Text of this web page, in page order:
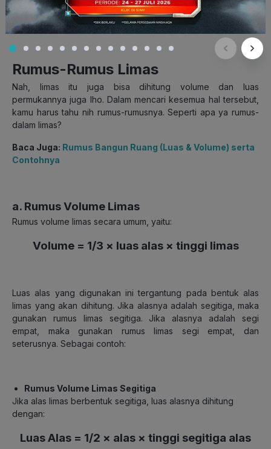
Gambar limas segi banyak (Sumber: roboguru.com)
Rumus-Rumus Limas
Nah, limas itu juga bisa dihitung volume dan luas
permukannya juga lho. Dalam mencari kesemua hal tersebut,
kamu harus tahu nih rumus-rumusnya. Seperti apa ya rumus-
dalam limas?
Baca Juga: Rumus Bangun Ruang (Luas & Volume) serta
Contohnya
a. Rumus Volume Limas
Rumus volume limas secara umum, yaitu:
Volume = 1/3 × luas alas × tinggi limas
Luas alas yang digunakan ini tergantung pada bentuk alas
limas yang akan dihitung. Jika alasnya adalah segitiga, maka
gunakan rumus limas segitiga. Jika alasnya adalah segi
empat, maka gunakan rumus limas segi empat, dan
seterusnya. Sebagai contoh:
Rumus Volume Limas Segitiga
Jika alas limas berbentuk segitiga, luas alasnya dihitung
dengan:
Luas Alas = 1/2 × alas × tinggi segitiga alas